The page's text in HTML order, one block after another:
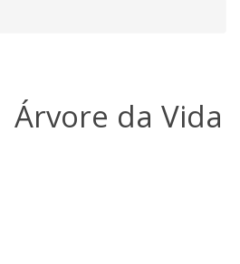
da Vida